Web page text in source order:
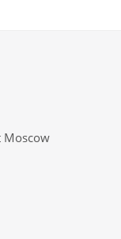
Moscow